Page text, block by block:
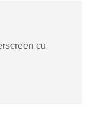
cu